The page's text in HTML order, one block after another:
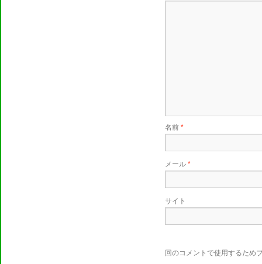
名前*
メール*
サイト
回のコメントで使用するため